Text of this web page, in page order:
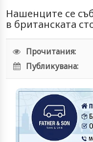
Нашенците се
в британската
Прочитания:
Публикувана: